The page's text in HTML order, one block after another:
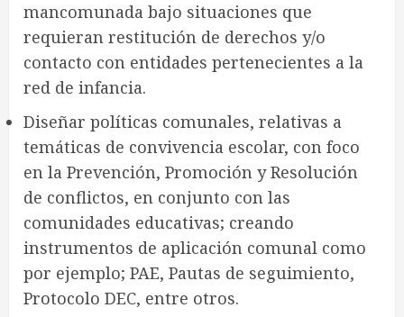
mancomunada bajo situaciones que
requieran restitución de derechos y/o
contacto con entidades pertenecientes a la
red de infancia.
Diseñar políticas comunales, relativas a
temáticas de convivencia escolar, con foco
en la Prevención, Promoción y Resolución
de conflictos, en conjunto con las
comunidades educativas; creando
instrumentos de aplicación comunal como
por ejemplo; PAE, Pautas de seguimiento,
Protocolo DEC, entre otros.